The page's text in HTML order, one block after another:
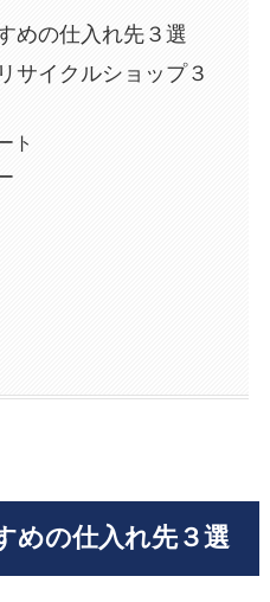
めの仕入れ先３選
サイクルショップ３
ト
めの仕入れ先３選